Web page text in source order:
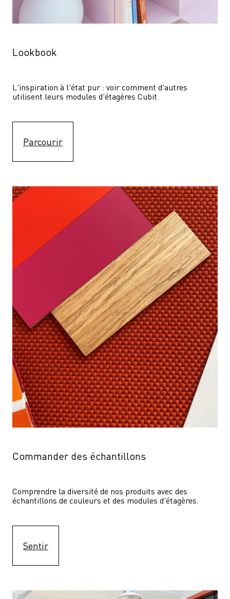
Lookbook
L'inspiration à l'état pur : voir comment d'autres
utilisent leurs modules d'étagères Cubit.
Parcourir
Commander des échantillons
Comprendre la diversité de nos produits avec des
échantillons de couleurs et des modules d'étagères.
Sentir